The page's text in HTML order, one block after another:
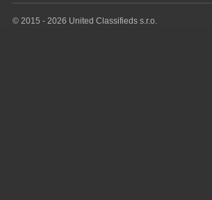
© 2015 - 2026 United Classifieds s.r.o.